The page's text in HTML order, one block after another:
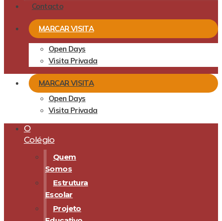
Contacto
MARCAR VISITA
Open Days
Visita Privada
MARCAR VISITA
Open Days
Visita Privada
O
Colégio
Quem
Somos
Estrutura
Escolar
Projeto